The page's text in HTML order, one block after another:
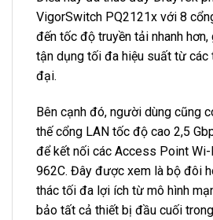
VigorSwitch PQ2121x với 8
đến tốc độ truyền tải nhanh
tận dụng tối đa hiệu suất từ các
đại.
Bên cạnh đó, người dùng cũng
thế cổng LAN tốc độ cao 2,5
để kết nối các Access Point
962C. Đây được xem là bộ đôi
thác tối đa lợi ích từ mô hình
bảo tất cả thiết bị đầu cuối